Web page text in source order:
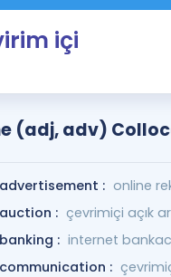
içi
(adj, adv)
: online
: çevrimiçi açık
: internet
: